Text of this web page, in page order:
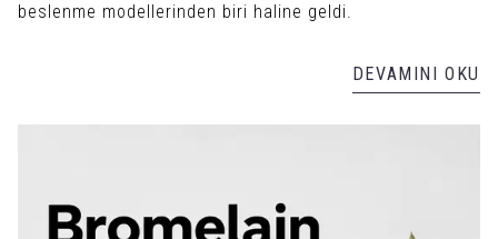
beslenme modellerinden biri haline geldi.
DEVAMINI OKU